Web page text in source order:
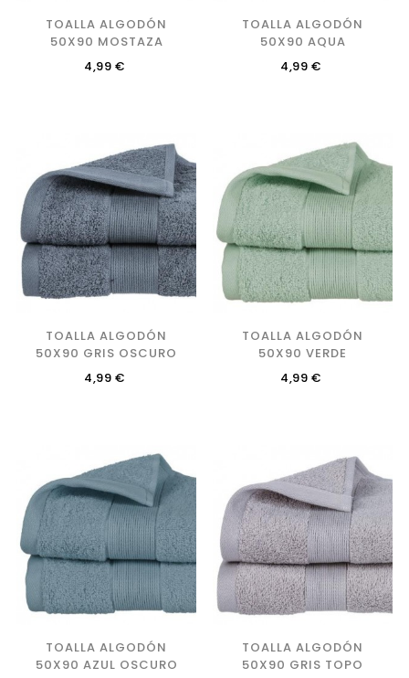
TOALLA ALGODÓN
50X90 MOSTAZA
Precio
4,99 €
TOALLA ALGODÓN
50X90 AQUA
Precio
4,99 €
TOALLA ALGODÓN
50X90 GRIS OSCURO
Precio
4,99 €
TOALLA ALGODÓN
50X90 VERDE
Precio
4,99 €
TOALLA ALGODÓN
50X90 AZUL OSCURO
TOALLA ALGODÓN
50X90 GRIS TOPO